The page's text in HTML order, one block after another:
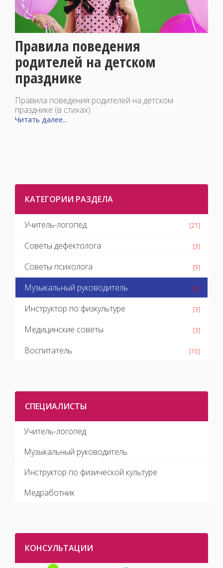
Правила поведения
родителей на детском
празднике
Правила поведения родителей на детском
празднике (в стихах)
Читать далее...
КАТЕГОРИИ РАЗДЕЛА
Учитель-логопед [21]
Советы дефектолога [3]
Советы психолога [9]
Музыкальный руководитель [8]
Инструктор по физкультуре [3]
Медицинские советы [3]
Воспитатель [10]
СПЕЦИАЛИСТЫ
Учитель-логопед
Музыкальный руководитель
Инструктор по физической культуре
Медработник
КОНСУЛЬТАЦИИ